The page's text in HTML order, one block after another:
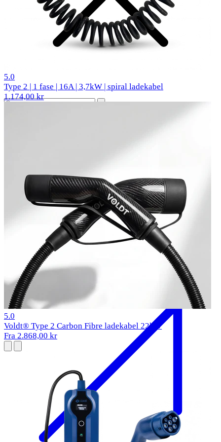
BMW i5 Opladningskabel
11 kW
5.0
Type 2 | 1 fase | 16A | 3,7kW | spiral ladekabel
1.174,00 kr
5.0
Voldt® Type 2 Carbon Fibre ladekabel 22kW
Fra 2.868,00 kr